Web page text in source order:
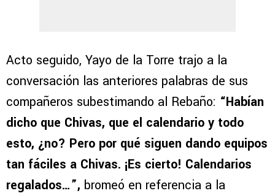
Acto seguido, Yayo de la Torre trajo a la
conversación las anteriores palabras de sus
compañeros subestimando al Rebaño: “Habían
dicho que Chivas, que el calendario y todo
esto, ¿no? Pero por qué siguen dando equipos
tan fáciles a Chivas. ¡Es cierto! Calendarios
regalados…”, bromeó en referencia a la